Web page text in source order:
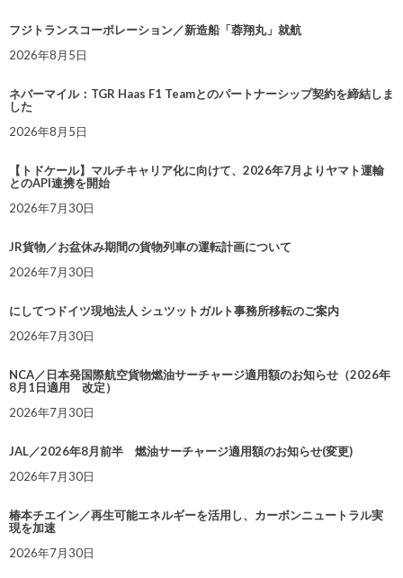
フジトランスコーポレーション／新造船「蓉翔丸」就航
2026年8月5日
ネバーマイル：TGR Haas F1 Teamとのパートナーシップ契約を締結しま
した
2026年8月5日
【トドケール】マルチキャリア化に向けて、2026年7月よりヤマト運輸
とのAPI連携を開始
2026年7月30日
JR貨物／お盆休み期間の貨物列車の運転計画について
2026年7月30日
にしてつドイツ現地法人 シュツットガルト事務所移転のご案内
2026年7月30日
NCA／日本発国際航空貨物燃油サーチャージ適用額のお知らせ（2026年
8月1日適用 改定）
2026年7月30日
JAL／2026年8月前半 燃油サーチャージ適用額のお知らせ(変更)
2026年7月30日
椿本チエイン／再生可能エネルギーを活用し、カーボンニュートラル実
現を加速
2026年7月30日